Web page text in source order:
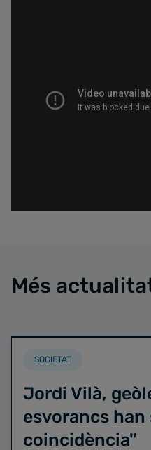
Més
SOCIETAT
Jordi Vilà,
esvorancs
coincidència"